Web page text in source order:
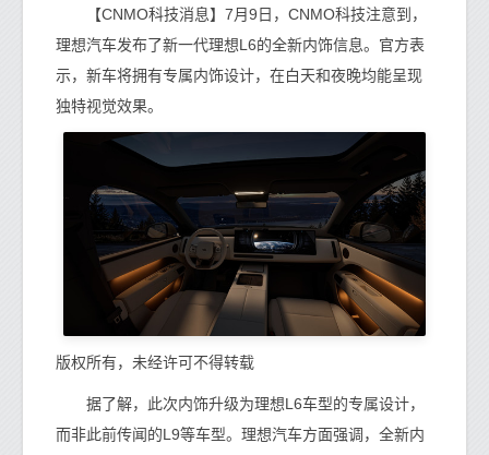
【CNMO科技消息】7月9日，CNMO科技注意到，
理想汽车发布了新一代理想L6的全新内饰信息。官方表
示，新车将拥有专属内饰设计，在白天和夜晚均能呈现
独特视觉效果。
版权所有，未经许可不得转载
据了解，此次内饰升级为理想L6车型的专属设计，
而非此前传闻的L9等车型。理想汽车方面强调，全新内